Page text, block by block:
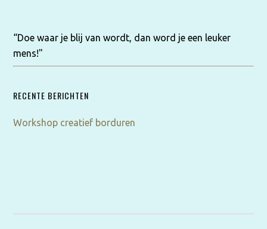
“Doe waar je blij van wordt, dan word je een leuker
mens!"
RECENTE BERICHTEN
Workshop creatief borduren